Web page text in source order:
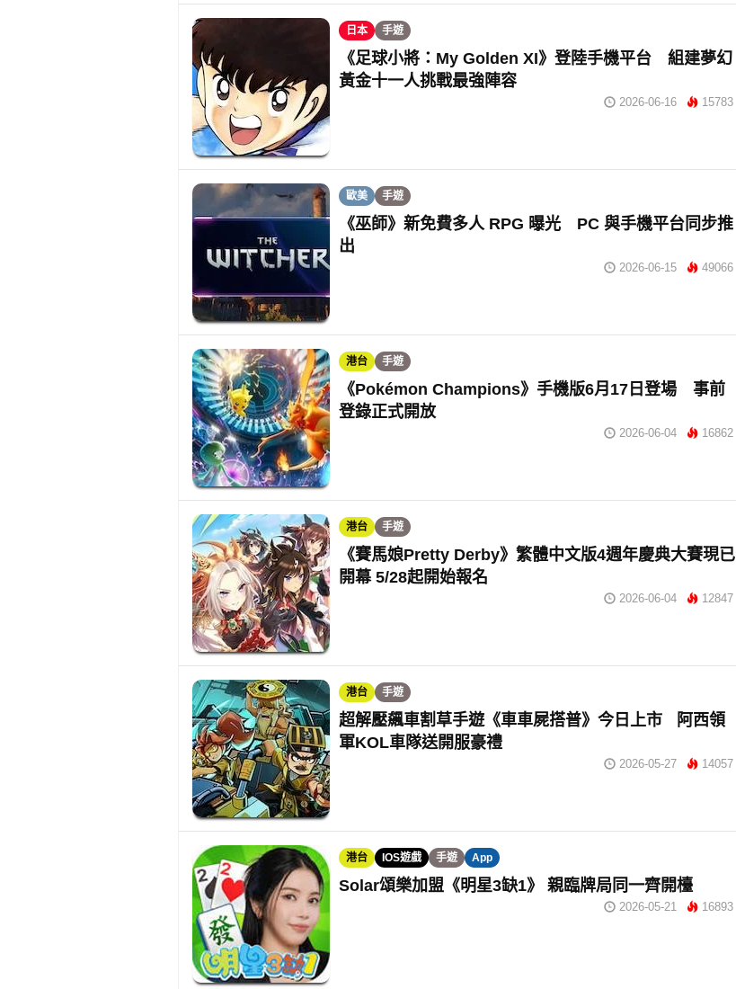
日本 手遊
《足球小將：My Golden XI》登陸手機平台 組建夢幻
黃金十一人挑戰最強陣容
2026-06-16 15783
歐美 手遊
《巫師》新免費多人 RPG 曝光 PC 與手機平台同步推
出
2026-06-15 49066
港台 手遊
《Pokémon Champions》手機版6月17日登場 事前
登錄正式開放
2026-06-04 16862
港台 手遊
《賽馬娘Pretty Derby》繁體中文版4週年慶典大賽現已
開幕 5/28起開始報名
2026-06-04 12847
港台 手遊
超解壓飆車割草手遊《車車屍搭普》今日上市 阿西領
軍KOL車隊送開服豪禮
2026-05-27 14057
港台 IOS遊戲 手遊 App
Solar頌樂加盟《明星3缺1》 親臨牌局同一齊開檯
2026-05-21 16893